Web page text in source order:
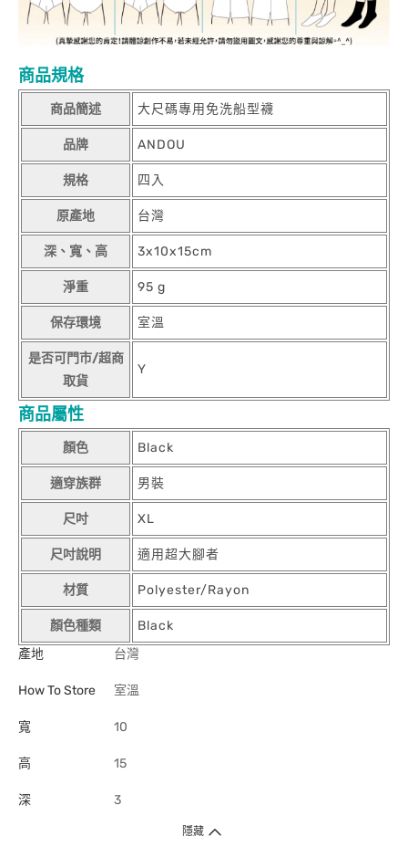
商品規格
商品簡述 大尺碼專用免洗船型襪
品牌 ANDOU
規格 四入
原產地 台灣
深、寬、高 3x10x15cm
淨重 95 g
保存環境 室溫
是否可門市/超商
取貨
Y
商品屬性
顏色 Black
適穿族群 男裝
尺吋 XL
尺吋說明 適用超大腳者
材質 Polyester/Rayon
顏色種類
Black
產地
台灣
How To Store 室溫
寬 10
高 15
深 3
隱藏